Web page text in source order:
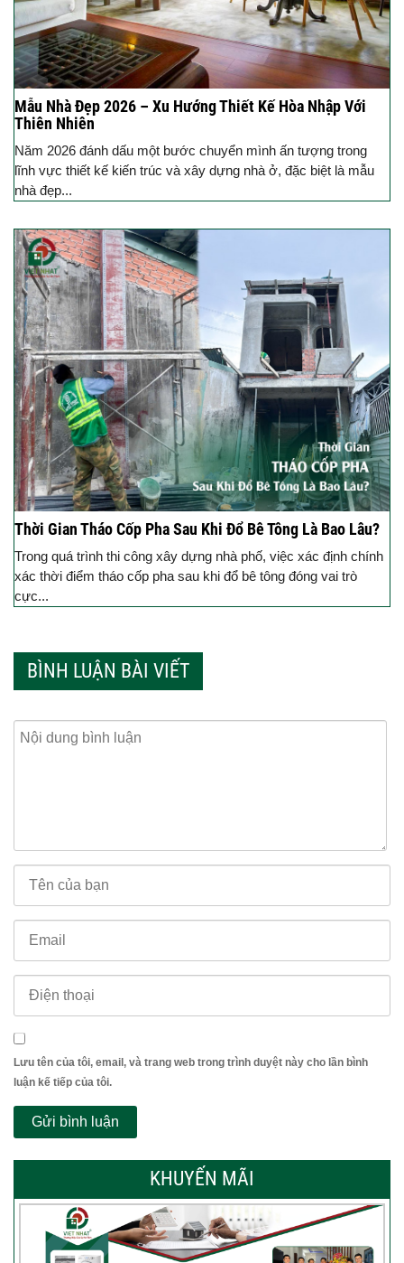
Mẫu Nhà Đẹp 2026 – Xu Hướng Thiết Kế Hòa Nhập Với
Thiên Nhiên
Năm 2026 đánh dấu một bước chuyển mình ấn tượng trong
lĩnh vực thiết kế kiến trúc và xây dựng nhà ở, đặc biệt là mẫu
nhà đẹp...
Thời Gian Tháo Cốp Pha Sau Khi Đổ Bê Tông Là Bao Lâu?
Trong quá trình thi công xây dựng nhà phố, việc xác định chính
xác thời điểm tháo cốp pha sau khi đổ bê tông đóng vai trò
cực...
BÌNH LUẬN BÀI VIẾT
Lưu tên của tôi, email, và trang web trong trình duyệt này cho lần bình
luận kế tiếp của tôi.
KHUYẾN MÃI